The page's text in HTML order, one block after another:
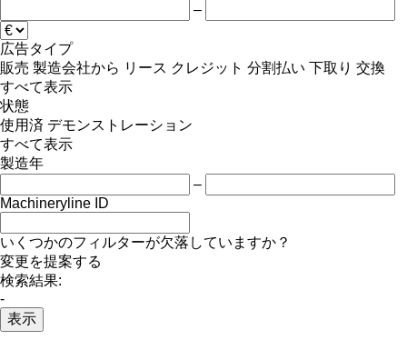
–
広告タイプ
販売 製造会社から リース クレジット 分割払い 下取り 交換
すべて表示
状態
使用済 デモンストレーション
すべて表示
製造年
–
Machineryline ID
いくつかのフィルターが欠落していますか？
変更を提案する
検索結果:
-
表示